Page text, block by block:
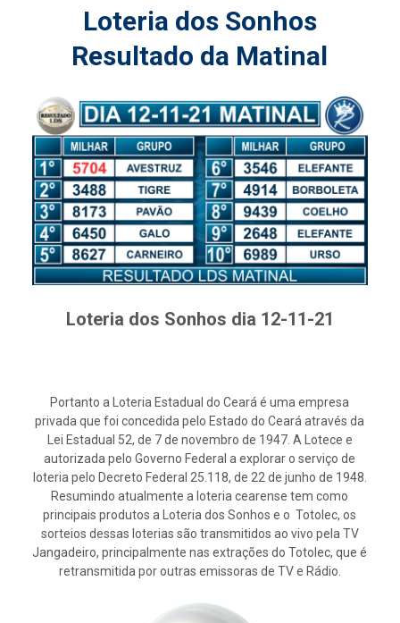
Loteria dos Sonhos
Resultado da Matinal
Loteria dos Sonhos dia 12-11-21
Portanto a Loteria Estadual do Ceará é uma empresa
privada que foi concedida pelo Estado do Ceará através da
Lei Estadual 52, de 7 de novembro de 1947. A Lotece e
autorizada pelo Governo Federal a explorar o serviço de
loteria pelo Decreto Federal 25.118, de 22 de junho de 1948.
Resumindo atualmente a loteria cearense tem como
principais produtos a Loteria dos Sonhos e o Totolec, os
sorteios dessas loterias são transmitidos ao vivo pela TV
Jangadeiro, principalmente nas extrações do Totolec, que é
retransmitida por outras emissoras de TV e Rádio.